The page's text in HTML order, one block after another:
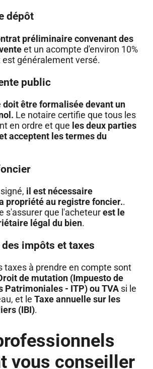
dépôt
préliminaire convenant des
et un acompte d'environ 10%
est généralement versé.
public
doit être formalisée devant un
Le notaire certifie que tous les
en ordre et que les deux parties
acceptent les termes du
il est nécessaire
propriété au registre foncier..
s'assurer que l'acheteurest le
légal du bien.
impôts et taxes
taxes à prendre en compte sont
de mutation (Impuesto de
Patrimoniales - ITP) ou TVAsi le
et le Taxe annuelle sur les
(IBI).
vous conseiller